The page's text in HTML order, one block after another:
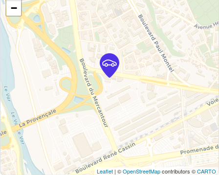
−
Leaflet | ©OpenStreetMapcontributors ©CARTO